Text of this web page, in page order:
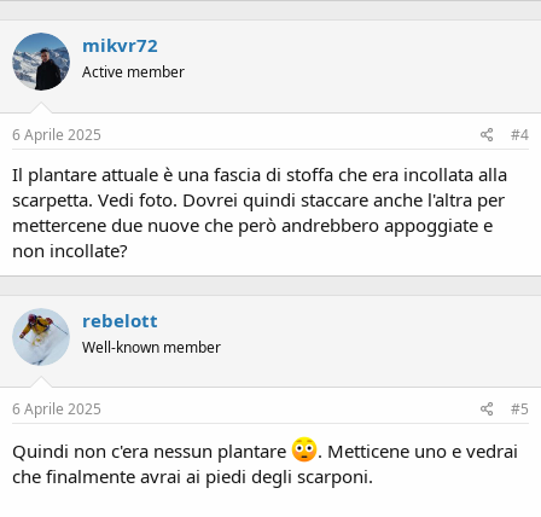
a
t
i
n
:
mikvr72
Active member
6 Aprile 2025 #4
Il plantare attuale è una fascia di stoffa che era incollata alla
scarpetta. Vedi foto. Dovrei quindi staccare anche l'altra per
mettercene due nuove che però andrebbero appoggiate e
non incollate?
rebelott
Well-known member
6 Aprile 2025 #5
Quindi non c'era nessun plantare
. Metticene uno e vedrai
che finalmente avrai ai piedi degli scarponi.